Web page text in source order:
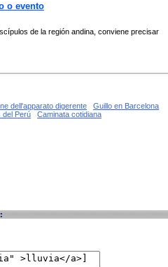
o evento
de la región andina, conviene precisar
dell'apparato digerente
Guillo en Barcelona
del Perú Caminata cotidiana